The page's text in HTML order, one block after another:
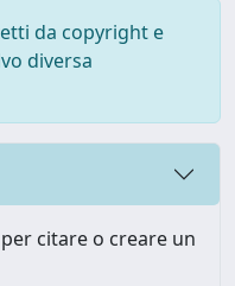
da copyright e
diversa
citare o creare un